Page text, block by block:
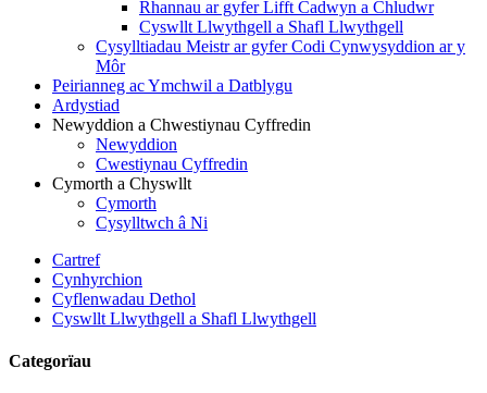
Rhannau ar gyfer Lifft Cadwyn a Chludwr
Cyswllt Llwythgell a Shafl Llwythgell
Cysylltiadau Meistr ar gyfer Codi Cynwysyddion ar y
Môr
Peirianneg ac Ymchwil a Datblygu
Ardystiad
Newyddion a Chwestiynau Cyffredin
Newyddion
Cwestiynau Cyffredin
Cymorth a Chyswllt
Cymorth
Cysylltwch â Ni
Cartref
Cynhyrchion
Cyflenwadau Dethol
Cyswllt Llwythgell a Shafl Llwythgell
Categorïau